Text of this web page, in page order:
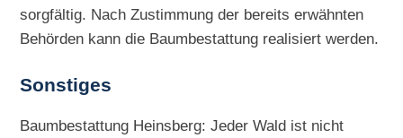
sorgfältig. Nach Zustimmung der bereits erwähnten
Behörden kann die Baumbestattung realisiert werden.
Sonstiges
Baumbestattung Heinsberg: Jeder Wald ist nicht